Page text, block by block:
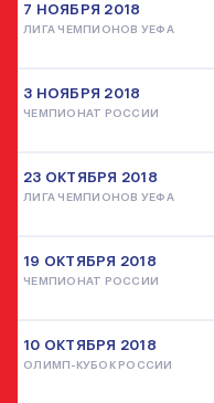
7 НОЯБРЯ 2018
ЛИГА ЧЕМПИОНОВ УЕФА
3 НОЯБРЯ 2018
ЧЕМПИОНАТ РОССИИ
23 ОКТЯБРЯ 2018
ЛИГА ЧЕМПИОНОВ УЕФА
19 ОКТЯБРЯ 2018
ЧЕМПИОНАТ РОССИИ
10 ОКТЯБРЯ 2018
ОЛИМП-КУБОК РОССИИ